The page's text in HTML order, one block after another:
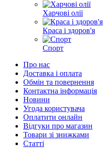
Харчові олії
Краса і здоров'я
Спорт
Про нас
Доставка і оплата
Обмін та повернення
Контактна інформація
Новини
Угода користувача
Оплатити онлайн
Відгуки про магазин
Товари зі знижками
Статті